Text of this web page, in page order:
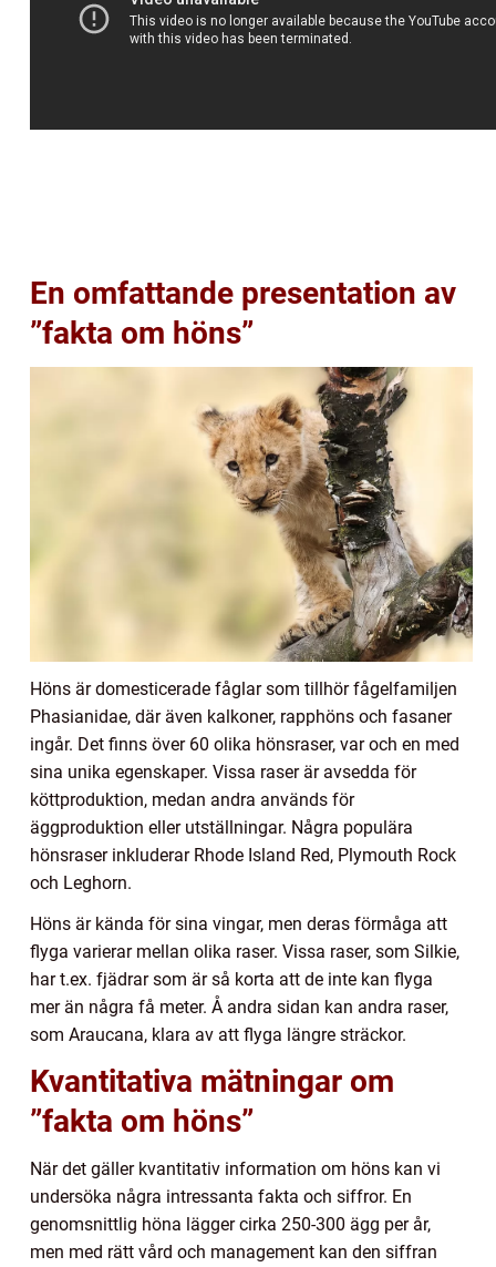
En omfattande presentation av
”fakta om höns”
Höns är domesticerade fåglar som tillhör fågelfamiljen
Phasianidae, där även kalkoner, rapphöns och fasaner
ingår. Det finns över 60 olika hönsraser, var och en med
sina unika egenskaper. Vissa raser är avsedda för
köttproduktion, medan andra används för
äggproduktion eller utställningar. Några populära
hönsraser inkluderar Rhode Island Red, Plymouth Rock
och Leghorn.
Höns är kända för sina vingar, men deras förmåga att
flyga varierar mellan olika raser. Vissa raser, som Silkie,
har t.ex. fjädrar som är så korta att de inte kan flyga
mer än några få meter. Å andra sidan kan andra raser,
som Araucana, klara av att flyga längre sträckor.
Kvantitativa mätningar om
”fakta om höns”
När det gäller kvantitativ information om höns kan vi
undersöka några intressanta fakta och siffror. En
genomsnittlig höna lägger cirka 250-300 ägg per år,
men med rätt vård och management kan den siffran